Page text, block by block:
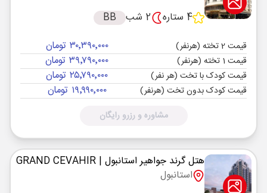
4 ستاره 2 شب BB
قیمت 2 تخته (هرنفر) ۳۰٬۳۹۰٬۰۰۰ تومان
قیمت 1 تخته (هرنفر) ۳۹٬۷۹۰٬۰۰۰ تومان
قیمت کودک با تخت (هر نفر) ۲۵٬۷۹۰٬۰۰۰ تومان
قیمت کودک بدون تخت (هرنفر) ۱۹٬۹۹۰٬۰۰۰ تومان
مشاوره و رزرو رایگان
هتل گرند جواهیر استانبول | GRAND CEVAHIR
استانبول